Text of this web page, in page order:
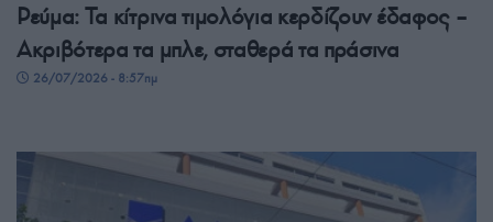
Ρεύμα: Τα κίτρινα τιμολόγια κερδίζουν έδαφος –
Ακριβότερα τα μπλε, σταθερά τα πράσινα
26/07/2026 - 8:57πμ